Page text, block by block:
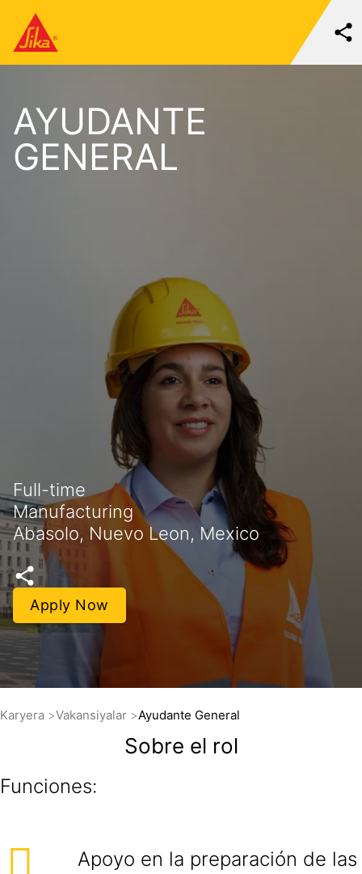
AYUDANTE
GENERAL
Full-time
Manufacturing
Abasolo, Nuevo Leon, Mexico
Apply Now
Karyera Vakansiyalar Ayudante General
Sobre el rol
Funciones:
Apoyo en la preparación de las